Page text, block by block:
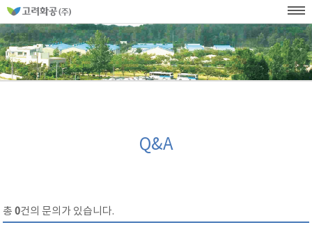
홈
이
지
네
비
게
이
션
KOR ENG SITEMAP WEB발주
메
인
메
뉴
Q&A
총0건의 문의가 있습니다.